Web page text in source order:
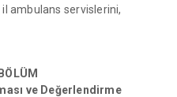
ambulans servislerini,
ve Değerlendirme